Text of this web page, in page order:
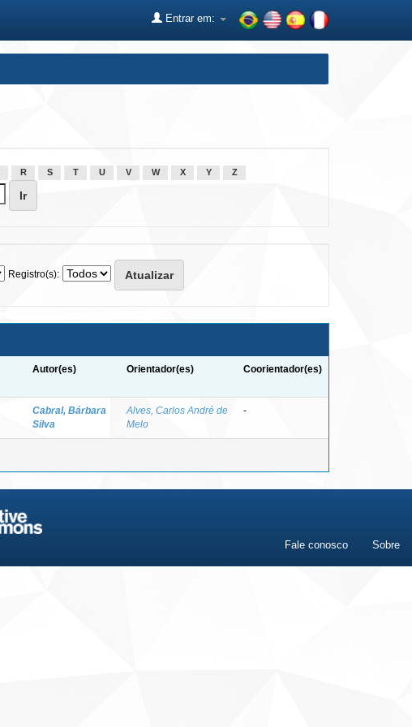
Entrar em:
R S T U V W X Y Z
Registro(s):
Autor(es) Orientador(es) Coorientador(es)
Cabral, Bárbara
Silva
Alves, Carlos André de
Melo
-
Fale conosco Sobre